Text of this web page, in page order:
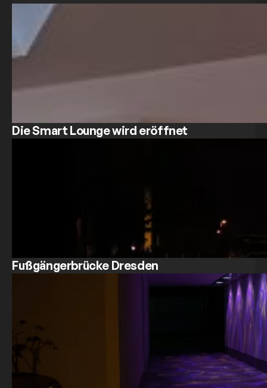
Die Smart Lounge wird eröffnet
Fußgängerbrücke Dresden